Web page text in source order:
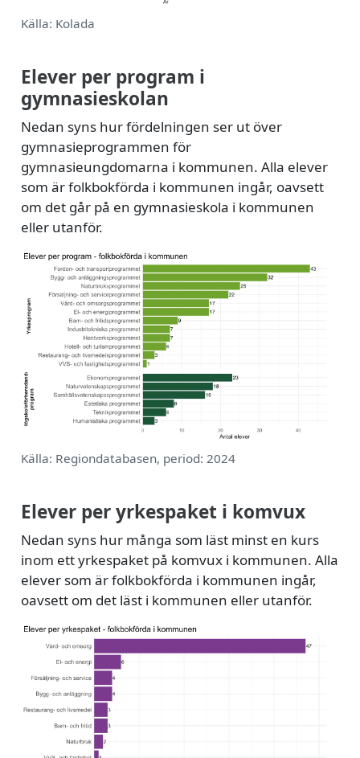
Källa: Kolada
Elever per program i
gymnasieskolan
Nedan syns hur fördelningen ser ut över
gymnasieprogrammen för
gymnasieungdomarna i kommunen. Alla elever
som är folkbokförda i kommunen ingår, oavsett
om det går på en gymnasieskola i kommunen
eller utanför.
Källa: Regiondatabasen, period: 2024
Elever per yrkespaket i komvux
Nedan syns hur många som läst minst en kurs
inom ett yrkespaket på komvux i kommunen. Alla
elever som är folkbokförda i kommunen ingår,
oavsett om det läst i kommunen eller utanför.